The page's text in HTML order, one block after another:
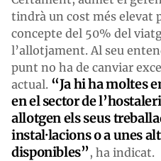
tindrà un cost més elevat
concepte del 50% del
l’allotjament. Al seu
punt no ha de canviar
actual. “Ja hi ha moltes
en el sector de
allotgen els seus
instal·lacions o a unes
disponibles”, ha indicat.